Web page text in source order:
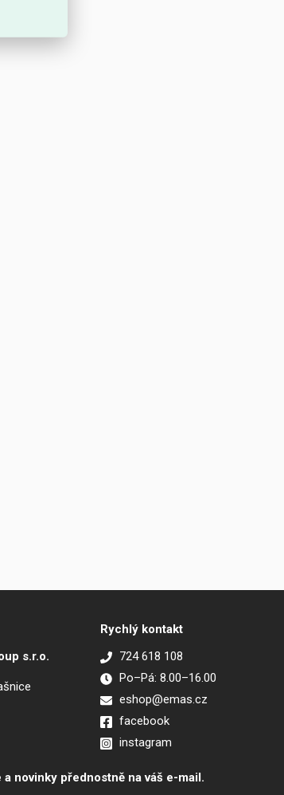
s.r.o.
Rychlý kontakt
724 618 108
Po–Pá: 8.00–16.00
eshop@emas.cz
facebook
instagram
novinky přednostně na váš e-mail.